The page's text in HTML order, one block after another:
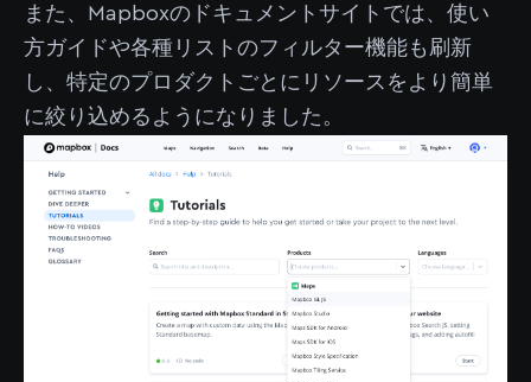
また、Mapboxのドキュメントサイトでは、使い
方ガイドや各種リストのフィルター機能も刷新
し、特定のプロダクトごとにリソースをより簡単
に絞り込めるようになりました。